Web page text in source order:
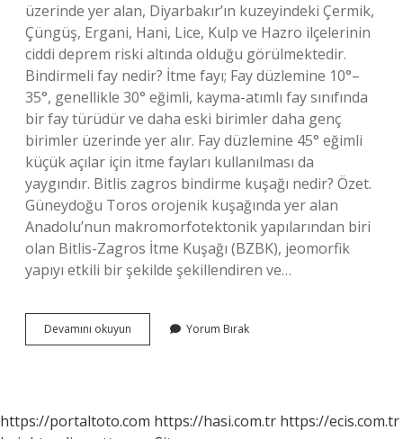
üzerinde yer alan, Diyarbakır’ın kuzeyindeki Çermik,
Çüngüş, Ergani, Hani, Lice, Kulp ve Hazro ilçelerinin
ciddi deprem riski altında olduğu görülmektedir.
Bindirmeli fay nedir? İtme fayı; Fay düzlemine 10°–
35°, genellikle 30° eğimli, kayma-atımlı fay sınıfında
bir fay türüdür ve daha eski birimler daha genç
birimler üzerinde yer alır. Fay düzlemine 45° eğimli
küçük açılar için itme fayları kullanılması da
yaygındır. Bitlis zagros bindirme kuşağı nedir? Özet.
Güneydoğu Toros orojenik kuşağında yer alan
Anadolu’nun makromorfotektonik yapılarından biri
olan Bitlis-Zagros İtme Kuşağı (BZBK), jeomorfik
yapıyı etkili bir şekilde şekillendiren ve…
Devamını okuyun Bindirme
Kuşağı
Yorum Bırak
https://portaltoto.com https://hasi.com.tr https://ecis.com.tr